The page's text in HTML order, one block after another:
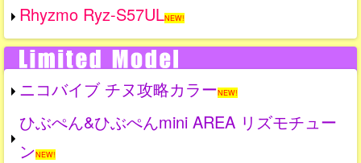
Rhyzmo Ryz-S57ULNEW!
ニコバイブ チヌ攻略カラーNEW!
ひぶぺん&ひぶぺんmini AREA リズモチュー
ンNEW!